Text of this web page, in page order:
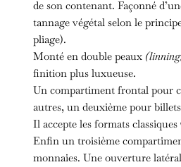
de son contenant. Façonné
tannage végétal selon le
pliage).
Monté en double peaux
finition plus luxueuse.
Un compartiment frontal pour
autres, un deuxième pour
Il accepte les formats classiques
Enfin un troisième
monnaies. Une ouverture